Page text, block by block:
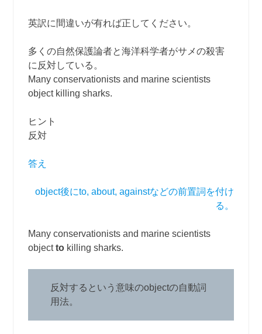
英訳に間違いが有れば正してください。
多くの自然保護論者と海洋科学者がサメの殺害
に反対している。
Many conservationists and marine scientists
object killing sharks.
ヒント
反対
答え
object後にto, about, againstなどの前置詞を付け
る。
Many conservationists and marine scientists
objectto killing sharks.
反対するという意味のobjectの自動詞
用法。